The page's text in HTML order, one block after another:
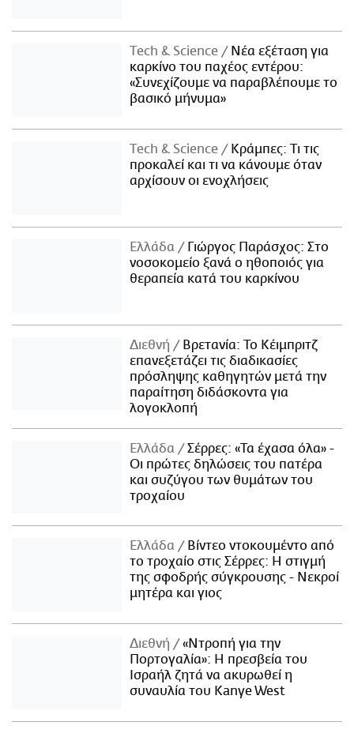
Τech & Science
Νέα εξέταση για
καρκίνο του παχέος εντέρου:
«Συνεχίζουμε να παραβλέπουμε το
βασικό μήνυμα»
Τech & Science
Κράμπες: Τι τις
προκαλεί και τι να κάνουμε όταν
αρχίσουν οι ενοχλήσεις
Ελλάδα
Γιώργος Παράσχος: Στο
νοσοκομείο ξανά ο ηθοποιός για
θεραπεία κατά του καρκίνου
Διεθνή
Βρετανία: Το Κέιμπριτζ
επανεξετάζει τις διαδικασίες
πρόσληψης καθηγητών μετά την
παραίτηση διδάσκοντα για
λογοκλοπή
Ελλάδα
Σέρρες: «Τα έχασα όλα» -
Οι πρώτες δηλώσεις του πατέρα
και συζύγου των θυμάτων του
τροχαίου
Ελλάδα
Βίντεο ντοκουμέντο από
το τροχαίο στις Σέρρες: Η στιγμή
της σφοδρής σύγκρουσης - Νεκροί
μητέρα και γιος
Διεθνή
«Ντροπή για την
Πορτογαλία»: Η πρεσβεία του
Ισραήλ ζητά να ακυρωθεί η
συναυλία του Kanye West